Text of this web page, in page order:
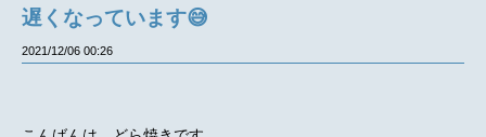
遅くなっています😅
2021/12/06 00:26